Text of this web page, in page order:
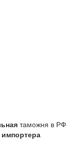
таможня в РФ
импортера